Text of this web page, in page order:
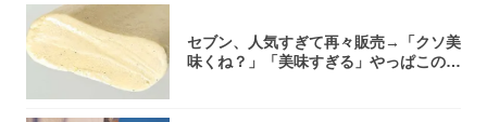
セブン、人気すぎて再々販売→「クソ美
味くね？」「美味すぎる」やっぱこのク